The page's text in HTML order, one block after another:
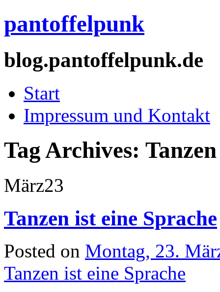
pantoffelpunk
blog.pantoffelpunk.de
Start
Impressum und Kontakt
Tag Archives: Tanzen
März23
Tanzen ist eine Sprache
Posted on Montag, 23.
Tanzen ist eine Sprache